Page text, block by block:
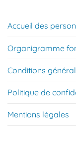
Accueil des
Organigramme
Conditions
Politique de
Mentions légales